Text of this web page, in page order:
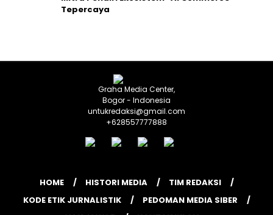
Tepercaya
Graha Media Center,
Bogor - Indonesia
untukredaksi@gmail.com
+628557777888
HOME HISTORI MEDIA
TIM REDAKSI
KODE ETIK JURNALISTIK
PEDOMAN MEDIA SIBER